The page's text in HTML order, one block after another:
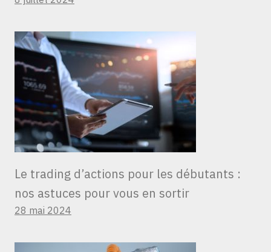
Le trading d’actions pour les débutants :
nos astuces pour vous en sortir
28 mai 2024